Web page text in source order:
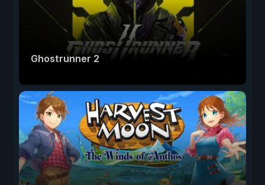
Ghostrunner 2